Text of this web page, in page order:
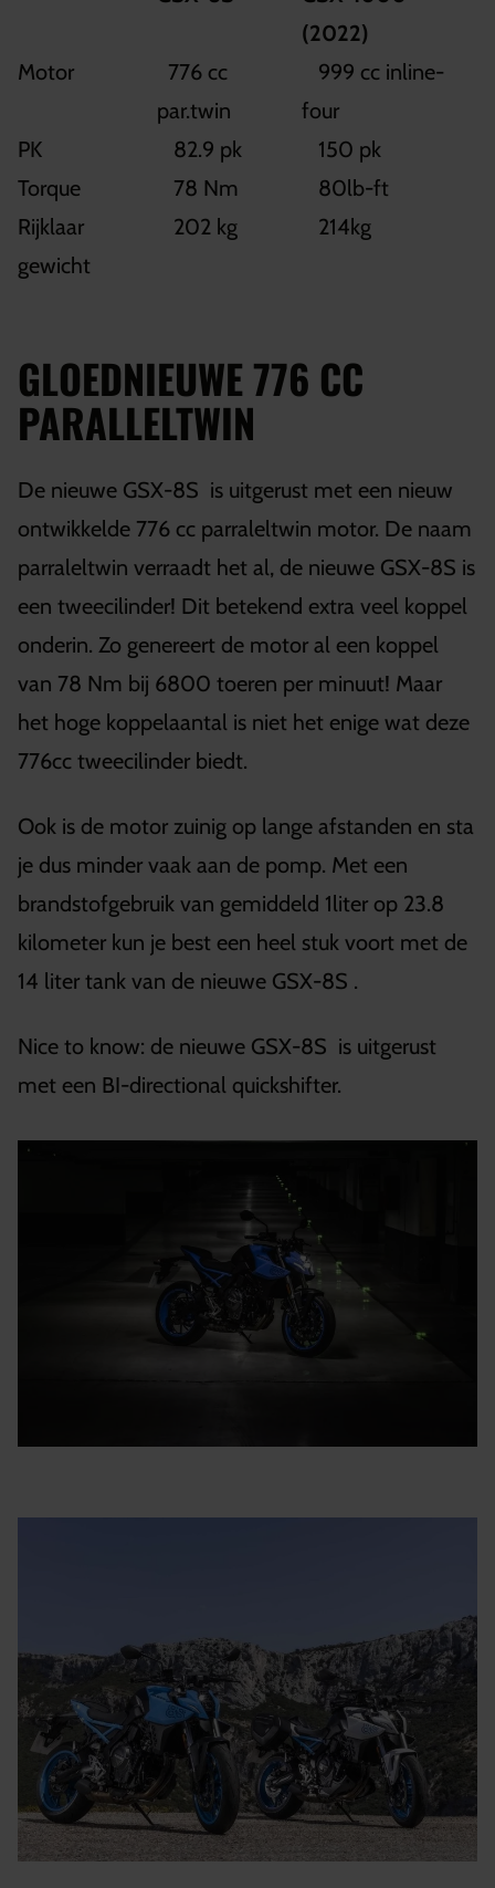
(2022)
Motor
776 cc
par.twin
999 cc inline-
four
PK
82.9 pk
150 pk
Torque
78 Nm
80lb-ft
Rijklaar
gewicht
202 kg 214kg
GLOEDNIEUWE 776 CC
PARALLELTWIN
De nieuwe GSX-8S is uitgerust met een nieuw
ontwikkelde 776 cc parraleltwin motor. De naam
parraleltwin verraadt het al, de nieuwe GSX-8S is
een tweecilinder! Dit betekend extra veel koppel
onderin. Zo genereert de motor al een koppel
van 78 Nm bij 6800 toeren per minuut! Maar
het hoge koppelaantal is niet het enige wat deze
776cc tweecilinder biedt.
Ook is de motor zuinig op lange afstanden en sta
je dus minder vaak aan de pomp. Met een
brandstofgebruik van gemiddeld 1liter op 23.8
kilometer kun je best een heel stuk voort met de
14 liter tank van de nieuwe GSX-8S .
Nice to know: de nieuwe GSX-8S is uitgerust
met een BI-directional quickshifter.